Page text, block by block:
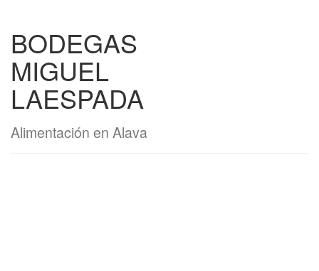
BODEGAS
MIGUEL
LAESPADA
Alimentación en Alava